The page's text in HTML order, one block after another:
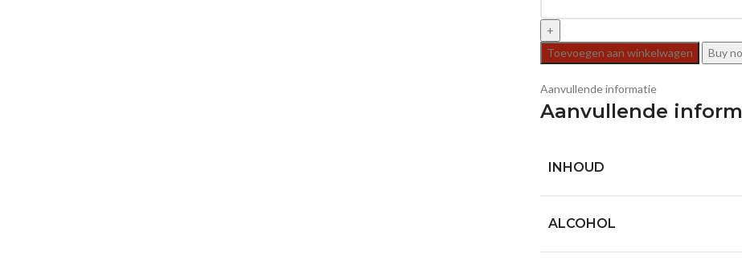
Toevoegen aan winkelwagen Buy
Aanvullende informatie
Aanvullende
INHOUD
ALCOHOL